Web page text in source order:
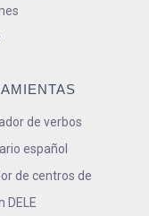
de verbos
español
de centros de
DELE